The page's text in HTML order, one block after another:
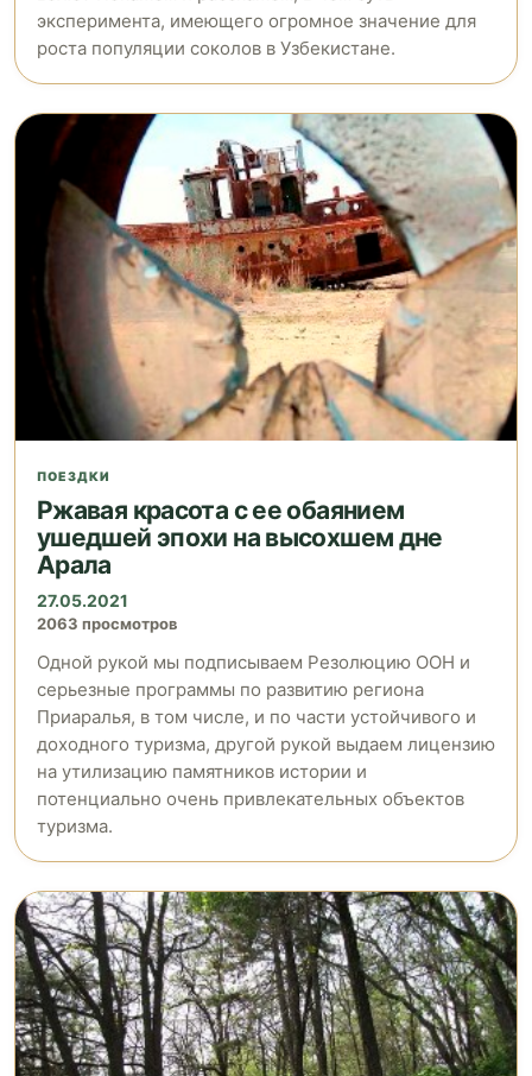
эксперимента, имеющего огромное значение для
роста популяции соколов в Узбекистане.
ПОЕЗДКИ
Ржавая красота с ее обаянием
ушедшей эпохи на высохшем дне
Арала
27.05.2021
2063 просмотров
Одной рукой мы подписываем Резолюцию ООН и
серьезные программы по развитию региона
Приаралья, в том числе, и по части устойчивого и
доходного туризма, другой рукой выдаем лицензию
на утилизацию памятников истории и
потенциально очень привлекательных объектов
туризма.